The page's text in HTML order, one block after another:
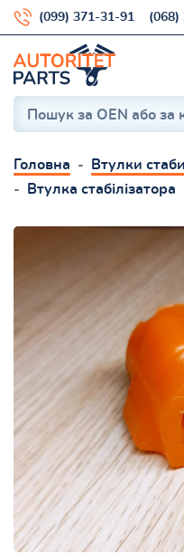
(099) 371-31-91 (068)
Головна
Втулки
Втулка стабілізатора